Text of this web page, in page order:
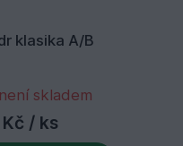
klasika A/B
skladem
Kč / ks